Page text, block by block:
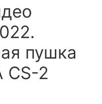
пушка
CS-2